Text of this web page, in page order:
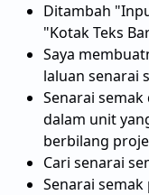
Ditambah
"Kotak Teks
Saya
laluan senarai
Senarai
dalam unit
berbilang
Cari senarai
Senarai